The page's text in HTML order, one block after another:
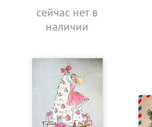
сейчас нет в
наличии